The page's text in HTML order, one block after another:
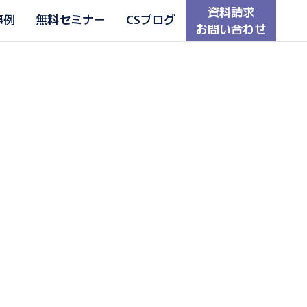
無料セミナー CSブログ
資料請求
お問い合わせ